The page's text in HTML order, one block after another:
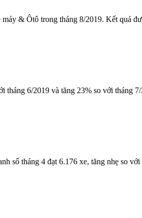
& Ôtô trong tháng 8/2019. Kết quả
6/2019 và tăng 23% so với tháng
tháng 4 đạt 6.176 xe, tăng nhẹ so với